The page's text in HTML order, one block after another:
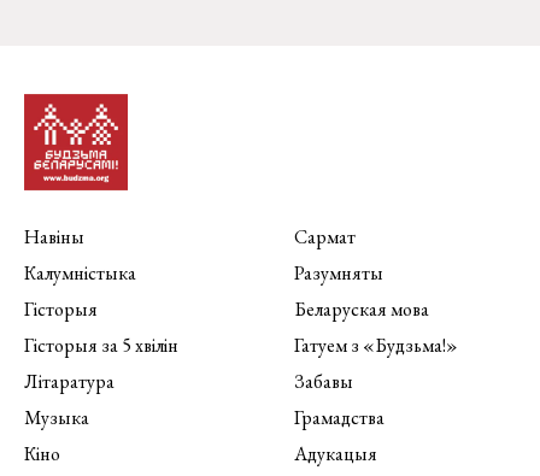
Навіны
Калумністыка
Гісторыя
Гісторыя за 5 хвілін
Літаратура
Музыка
Кіно
Сармат
Разумняты
Беларуская мова
Гатуем з «Будзьма!»
Забавы
Грамадства
Адукацыя